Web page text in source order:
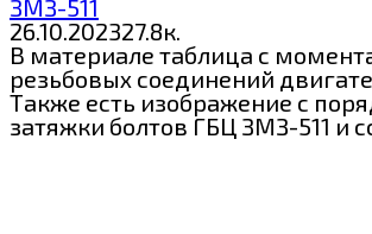
ЗМЗ-511
26.10.202327.8к.
В материале таблица с
резьбовых соединений
Также есть изображение с
затяжки болтов ГБЦ ЗМЗ-511 и